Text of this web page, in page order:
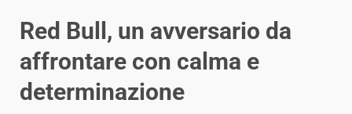
Red Bull, un avversario da
affrontare con calma e
determinazione